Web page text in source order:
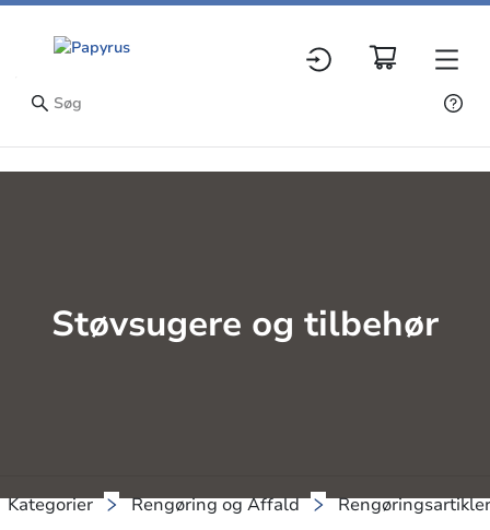
Støvsugere og tilbehør
Kategorier Rengøring og Affald Rengøringsartikler